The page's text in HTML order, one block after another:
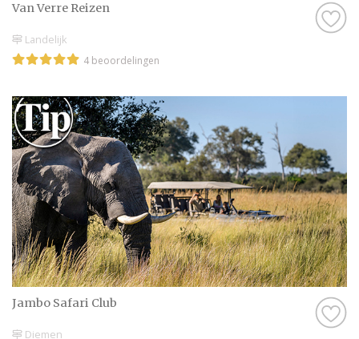
Van Verre Reizen
Landelijk
4 beoordelingen
Jambo Safari Club
Diemen